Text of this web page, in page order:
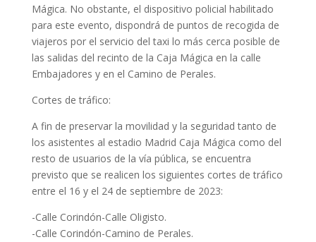
Mágica. No obstante, el dispositivo policial habilitado
para este evento, dispondrá de puntos de recogida de
viajeros por el servicio del taxi lo más cerca posible de
las salidas del recinto de la Caja Mágica en la calle
Embajadores y en el Camino de Perales.
Cortes de tráfico:
A fin de preservar la movilidad y la seguridad tanto de
los asistentes al estadio Madrid Caja Mágica como del
resto de usuarios de la vía pública, se encuentra
previsto que se realicen los siguientes cortes de tráfico
entre el 16 y el 24 de septiembre de 2023:
-Calle Corindón-Calle Oligisto.
-Calle Corindón-Camino de Perales.